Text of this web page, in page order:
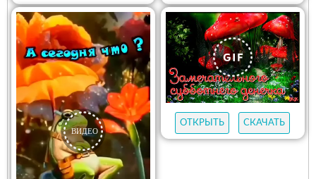
ОТКРЫТЬ СКАЧАТЬ